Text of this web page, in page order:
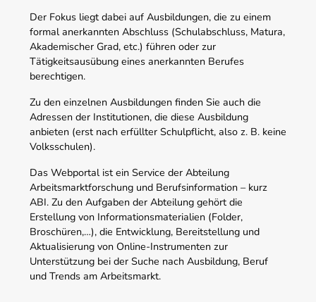
Der Fokus liegt dabei auf Ausbildungen, die zu einem
formal anerkannten Abschluss (Schulabschluss, Matura,
Akademischer Grad, etc.) führen oder zur
Tätigkeitsausübung eines anerkannten Berufes
berechtigen.
Zu den einzelnen Ausbildungen finden Sie auch die
Adressen der Institutionen, die diese Ausbildung
anbieten (erst nach erfüllter Schulpflicht, also z. B. keine
Volksschulen).
Das Webportal ist ein Service der Abteilung
Arbeitsmarktforschung und Berufsinformation – kurz
ABI. Zu den Aufgaben der Abteilung gehört die
Erstellung von Informationsmaterialien (Folder,
Broschüren,…), die Entwicklung, Bereitstellung und
Aktualisierung von Online-Instrumenten zur
Unterstützung bei der Suche nach Ausbildung, Beruf
und Trends am Arbeitsmarkt.